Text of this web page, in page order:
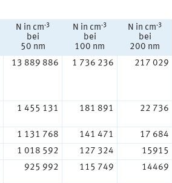
N in cm-3
bei
50 nm
N in cm-3
bei
100 nm
N in cm-3
bei
200 nm
13 889 886 1 736 236 217 029
1 455 131 181 891 22 736
1 131 768 141 471
17 684
1 018 592 127 324
15915
925 992 115 749 14469